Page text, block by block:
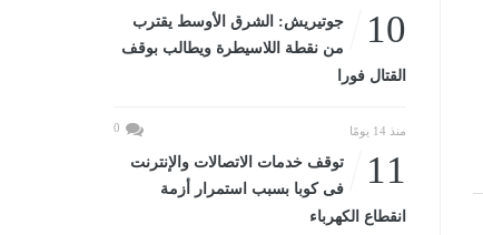
10
جوتيريش: الشرق الأوسط يقترب
من نقطة اللاسيطرة ويطالب بوقف
القتال فورا
منذ 14 يومًا 0
11
توقف خدمات الاتصالات والإنترنت
فى كوبا بسبب استمرار أزمة
انقطاع الكهرباء